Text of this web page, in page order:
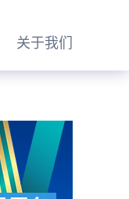
关于我们